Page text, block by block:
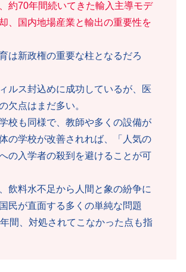
約70年間続いてきた輸入主導モデ
、国内地場産業と輸出の重要性を
は新政権の重要な柱となるだろ
ルス封込めに成功しているが、医
欠点はまだ多い。
校も同様で、教師や多くの設備が
の学校が改善されれば、「人気の
の入学者の殺到を避けることが可
飲料水不足から人間と象の紛争に
民が直面する多くの単純な問題
間、対処されてこなかった点も指